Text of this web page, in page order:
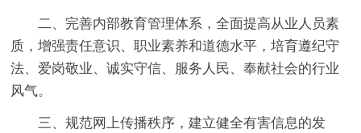
二、完善内部教育管理体系，全面提高从业人员素
质，增强责任意识、职业素养和道德水平，培育遵纪守
法、爱岗敬业、诚实守信、服务人民、奉献社会的行业
风气。
三、规范网上传播秩序，建立健全有害信息的发